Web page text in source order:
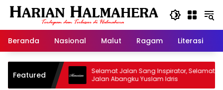
Langsung
Beranda
Nasional Malut Ragam Literasi
Featured
Warisan
Selamat Jalan Sang Inspirator, Selamat
Jalan Abangku Yuslam Idris